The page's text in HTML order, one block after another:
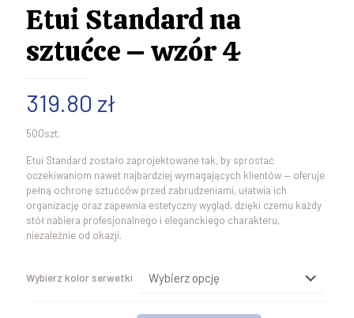
Etui Standard na
sztućce – wzór 4
319.80 zł
500szt.
Etui Standard zostało zaprojektowane tak, by sprostać
oczekiwaniom nawet najbardziej wymagających klientów — oferuje
pełną ochronę sztućców przed zabrudzeniami, ułatwia ich
organizację oraz zapewnia estetyczny wygląd, dzięki czemu każdy
stół nabiera profesjonalnego i eleganckiego charakteru,
niezależnie od okazji.
Wybierz kolor serwetki